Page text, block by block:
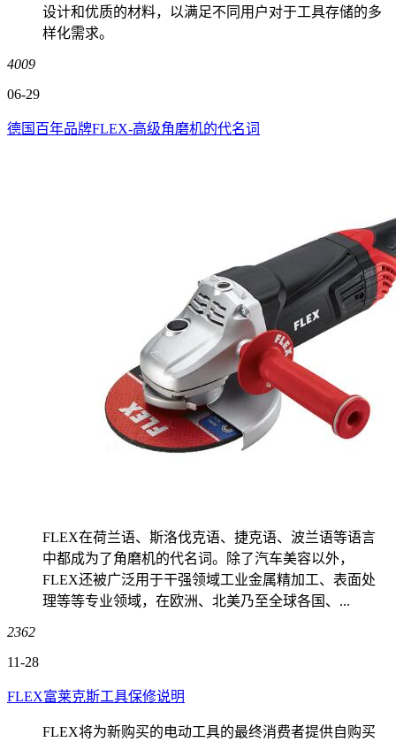
设计和优质的材料，以满足不同用户对于工具存储的多
样化需求。
4009
06-29
德国百年品牌FLEX-高级角磨机的代名词
FLEX在荷兰语、斯洛伐克语、捷克语、波兰语等语言
中都成为了角磨机的代名词。除了汽车美容以外，
FLEX还被广泛用于干强领域工业金属精加工、表面处
理等等专业领域，在欧洲、北美乃至全球各国、...
2362
11-28
FLEX富莱克斯工具保修说明
FLEX将为新购买的电动工具的最终消费者提供自购买